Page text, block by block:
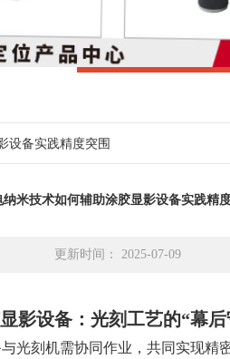
设备实践精度突围
纳米技术如何辅助涂胶显影设备实践精
更新时间： 2025-07-09
影设备：光刻工艺的“幕后
光刻机需协同作业，共同实现精